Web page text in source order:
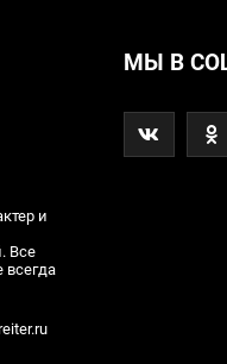
и
Все
МЫ В